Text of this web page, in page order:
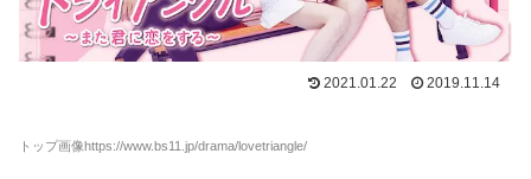
2021.01.22 2019.11.14
トップ画像https://www.bs11.jp/drama/lovetriangle/